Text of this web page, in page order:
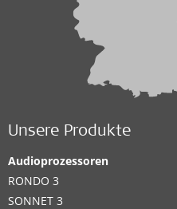
Unsere Produkte
Audioprozessoren
RONDO 3
SONNET 3